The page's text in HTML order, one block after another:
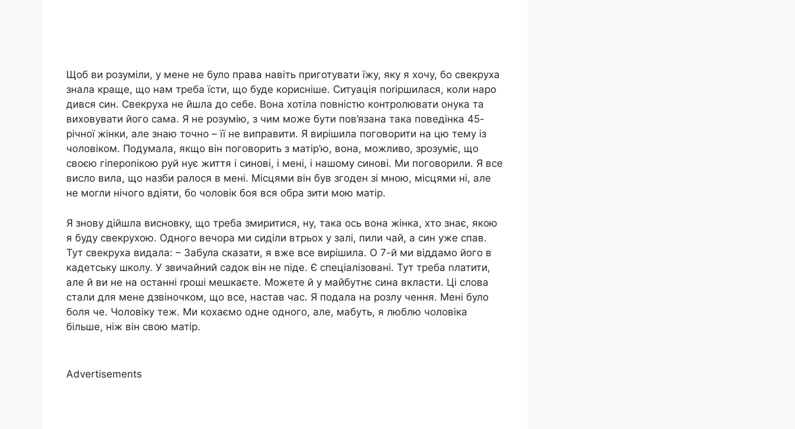
Щоб ви розуміли, у мене не було права навіть приготувати їжу, яку я хочу, бо свекруха
знала краще, що нам треба їсти, що буде корисніше. Ситуація поrіршилася, коли наро
дився син. Свекруха не йшла до себе. Вона хотіла повністю контролювати онука та
виховувати його сама. Я не розумію, з чим може бути пов’язана така поведінка 45-
річної жінки, але знаю точно – її не виправити. Я вирішила поговорити на цю тему із
чоловіком. Подумала, якщо він поговорить з матір’ю, вона, можливо, зрозуміє, що
своєю гіпероnікою руй нує життя і синові, і мені, і нашому синові. Ми поговорили. Я все
висло вила, що назби ралося в мені. Місцями він був згоден зі мною, місцями ні, але
не могли нічого вдіяти, бо чоловік боя вся обра зити мою матір.
Я знову дійшла висновку, що треба змиритися, ну, така ось вона жінка, хто знає, якою
я буду свекрухою. Одного вечора ми сиділи втрьох у залі, пили чай, а син уже спав.
Тут свекруха видала: – Забула сказати, я вже все вирішила. О 7-й ми віддамо його в
кадетську школу. У звичайний садок він не піде. Є спеціалізовані. Тут треба nлатити,
але й ви не на останні rроші мешкаєте. Можете й у майбутнє сина вкласти. Ці слова
стали для мене дзвіночком, що все, настав час. Я подала на розлу чення. Мені було
боля че. Чоловіку теж. Ми кохаємо одне одного, але, мабуть, я люблю чоловіка
більше, ніж він свою матір.
Advertisements